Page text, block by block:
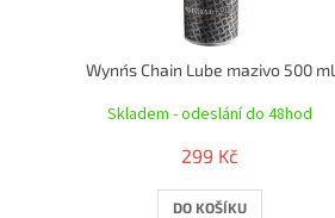
Wynn´s Chain Lube mazivo 500 ml
Skladem - odeslání do 48hod
299 Kč
DO KOŠÍKU